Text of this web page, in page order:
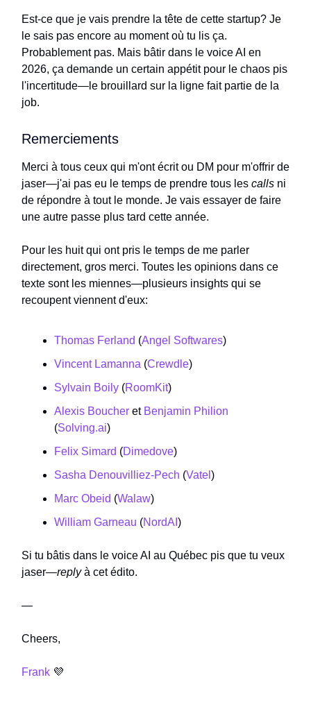
Est-ce que je vais prendre la tête de cette startup? Je
le sais pas encore au moment où tu lis ça.
Probablement pas. Mais bâtir dans le voice AI en
2026, ça demande un certain appétit pour le chaos pis
l'incertitude—le brouillard sur la ligne fait partie de la
job.
Remerciements
Merci à tous ceux qui m'ont écrit ou DM pour m'offrir de
jaser—j'ai pas eu le temps de prendre tous les calls ni
de répondre à tout le monde. Je vais essayer de faire
une autre passe plus tard cette année.
Pour les huit qui ont pris le temps de me parler
directement, gros merci. Toutes les opinions dans ce
texte sont les miennes—plusieurs insights qui se
recoupent viennent d'eux:
Thomas Ferland (Angel Softwares)
Vincent Lamanna (Crewdle)
Sylvain Boily (RoomKit)
Alexis Boucher et Benjamin Philion
(Solving.ai)
Felix Simard (Dimedove)
Sasha Denouvilliez-Pech (Vatel )
Marc Obeid (Walaw)
William Garneau (NordAI )
Si tu bâtis dans le voice AI au Québec pis que tu veux
jaser—replyà cet édito.
—
Cheers,
Frank 💜